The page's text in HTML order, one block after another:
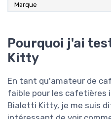
Marque
Pourquoi j'ai
Kitty
En tant qu'amateur de
faible pour les cafetières
Bialetti Kitty, je me suis